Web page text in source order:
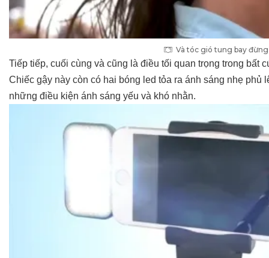
Và tóc gió tung bay
Tiếp tiếp, cuối cùng và cũng là điều tối quan trọng trong bất
Chiếc gậy này còn có hai bóng led tỏa ra ánh sáng nhẹ phủ
những điều kiện ánh sáng yếu và khó nhằn.